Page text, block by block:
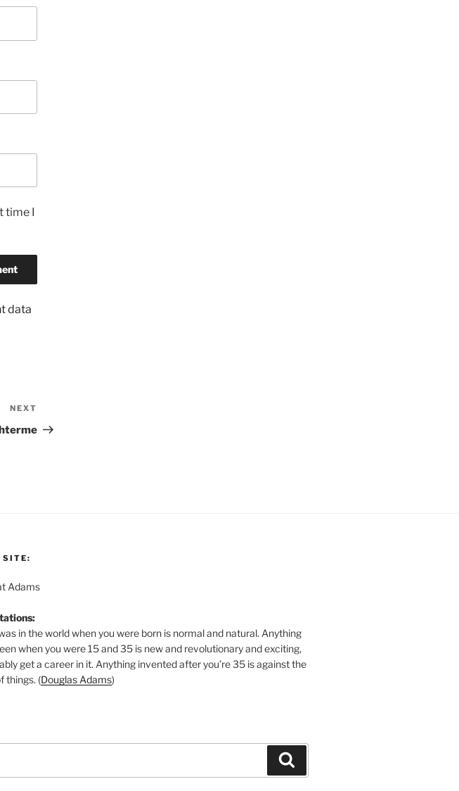
time I
data
Post
NEXT
SITE:
Adams
in the world when you were born is normal and natural. Anything
when you were 15 and 35 is new and revolutionary and exciting,
get a career in it. Anything invented after you’re 35 is against the
things. (Douglas Adams)